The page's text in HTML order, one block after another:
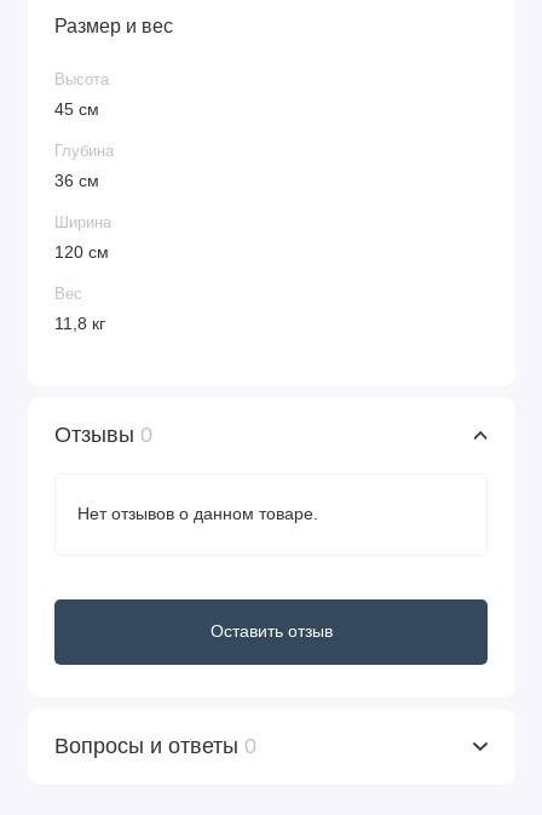
Размер и вес
Высота
45 см
Глубина
36 см
Ширина
120 см
Вес
11,8 кг
Отзывы 0
Нет отзывов о данном товаре.
Оставить отзыв
Вопросы и ответы 0